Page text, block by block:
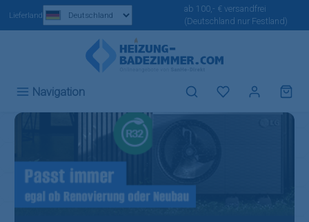
Zum Hauptinhalt springen
Lieferland
ab 100,- € versandfrei
(Deutschland nur Festland)
Navigation Du hast 0
Slider überspringen